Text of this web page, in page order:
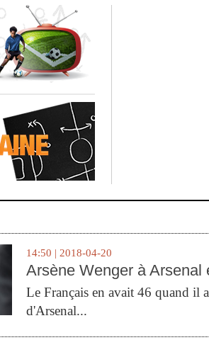
14:50 | 2018-04-20
Arsène Wenger à Arsenal
Le Français en avait 46 quand il
d'Arsenal...